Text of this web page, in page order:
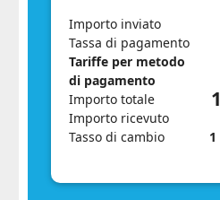
Importo inviato
Tassa di pagamento
Tariffe per metodo
di pagamento
Importo totale
Importo ricevuto
Tasso di cambio
1